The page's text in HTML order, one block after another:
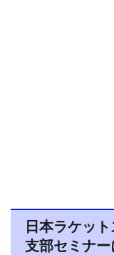
日本ラケッ
支部セミナー